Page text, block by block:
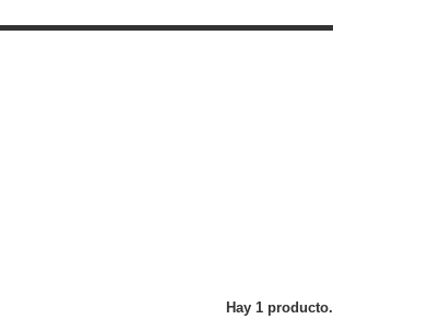
Hay 1 producto.